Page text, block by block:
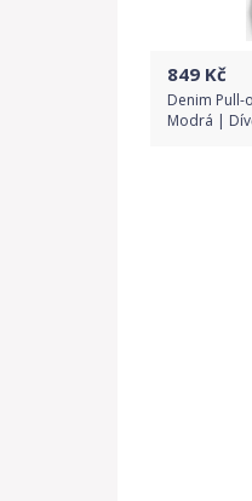
849 Kč
Denim Pull-
Modrá |